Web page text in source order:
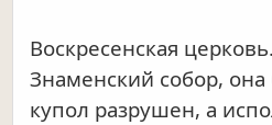
Воскресенская
Знаменский собор,
купол разрушен, а